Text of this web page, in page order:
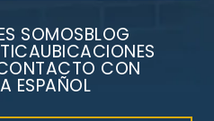
SOMOSBLOG
UBICACIONES
CON
ESPAÑOL